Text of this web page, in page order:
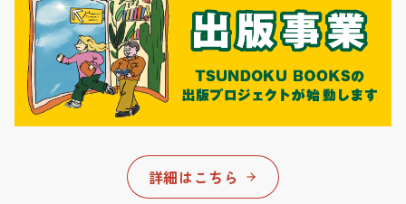
詳細はこちら